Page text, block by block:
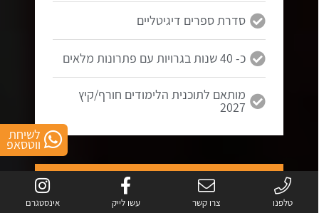
סדרת ספרים דיגיטליים
כ- 40 שנות בגרויות עם פתרונות מלאים
מותאם לתוכנית הלימודים חורף/קיץ
2027
בגרות במתמטיקה
לשיחת
ווטסאפ
טלפנו צרו קשר עשו לייק אינסטגרם